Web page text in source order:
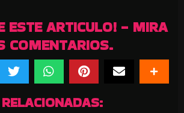
ESTE ARTICULO! - MIRA
COMENTARIOS.